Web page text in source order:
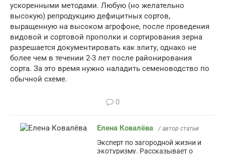
ускоренными методами. Любую (но желательно
высокую) репродукцию дефицитных сортов,
выращенную на высоком агрофоне, после проведения
видовой и сортовой прополки и сортирования зерна
разрешается документировать как элиту, однако не
более чем в течении 2-3 лет после районирования
сорта. За это время нужно наладить семеноводство по
обычной схеме.
0
Елена Ковалёва / автор статьи
Эксперт по загородной жизни и
экотуризму. Рассказывает о